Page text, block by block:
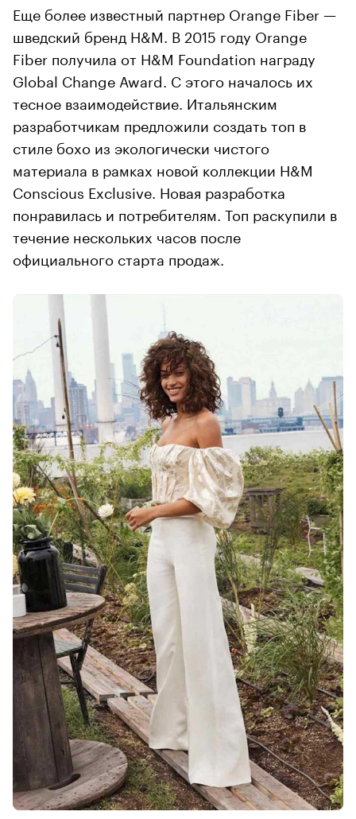
Еще более известный партнер Orange Fiber —
шведский бренд H&M. В 2015 году Orange
Fiber получила от H&M Foundation награду
Global Change Award. С этого началось их
тесное взаимодействие. Итальянским
разработчикам предложили создать топ в
стиле бохо из экологически чистого
материала в рамках новой коллекции H&M
Conscious Exclusive. Новая разработка
понравилась и потребителям. Топ раскупили в
течение нескольких часов после
официального старта продаж.